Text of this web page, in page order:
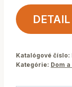
Katalógové číslo:
Kategórie: Dom